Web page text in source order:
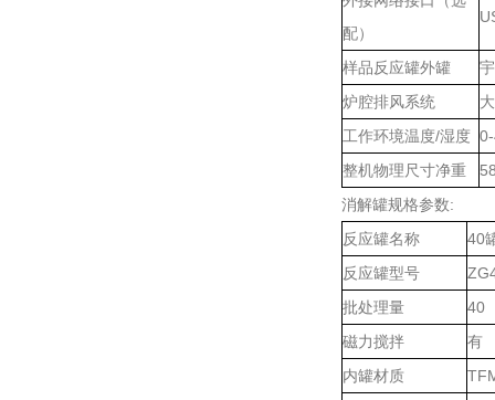
配）
样品反应罐外罐
炉腔排风系统
工作环境温度/湿度
整机物理尺寸净重
消解罐规格参数:
反应罐名称
40
反应罐型号
批处理量
40
磁力搅拌
有
内罐材质